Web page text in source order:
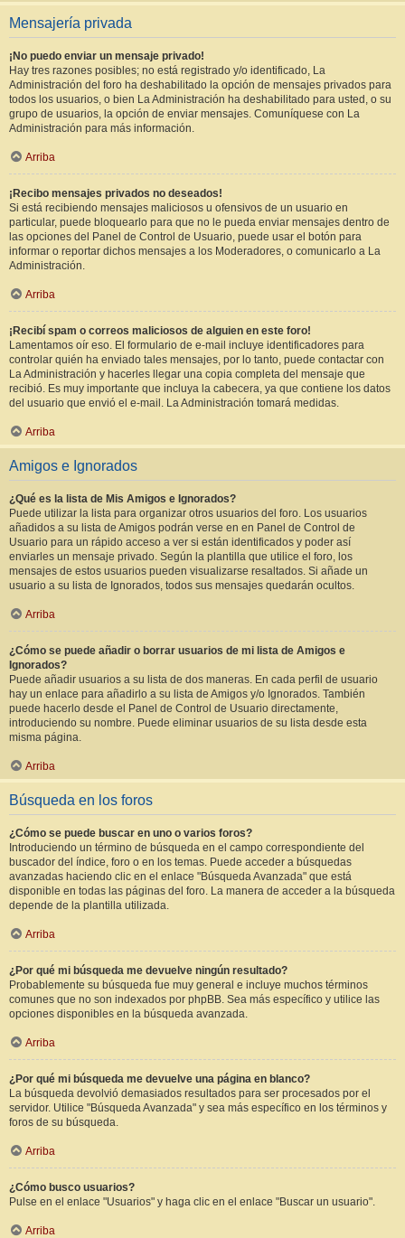
Mensajería privada
¡No puedo enviar un mensaje privado!
Hay tres razones posibles; no está registrado y/o identificado, La
Administración del foro ha deshabilitado la opción de mensajes privados para
todos los usuarios, o bien La Administración ha deshabilitado para usted, o su
grupo de usuarios, la opción de enviar mensajes. Comuníquese con La
Administración para más información.
Arriba
¡Recibo mensajes privados no deseados!
Si está recibiendo mensajes maliciosos u ofensivos de un usuario en
particular, puede bloquearlo para que no le pueda enviar mensajes dentro de
las opciones del Panel de Control de Usuario, puede usar el botón para
informar o reportar dichos mensajes a los Moderadores, o comunicarlo a La
Administración.
Arriba
¡Recibí spam o correos maliciosos de alguien en este foro!
Lamentamos oír eso. El formulario de e-mail incluye identificadores para
controlar quién ha enviado tales mensajes, por lo tanto, puede contactar con
La Administración y hacerles llegar una copia completa del mensaje que
recibió. Es muy importante que incluya la cabecera, ya que contiene los datos
del usuario que envió el e-mail. La Administración tomará medidas.
Arriba
Amigos e Ignorados
¿Qué es la lista de Mis Amigos e Ignorados?
Puede utilizar la lista para organizar otros usuarios del foro. Los usuarios
añadidos a su lista de Amigos podrán verse en en Panel de Control de
Usuario para un rápido acceso a ver si están identificados y poder así
enviarles un mensaje privado. Según la plantilla que utilice el foro, los
mensajes de estos usuarios pueden visualizarse resaltados. Si añade un
usuario a su lista de Ignorados, todos sus mensajes quedarán ocultos.
Arriba
¿Cómo se puede añadir o borrar usuarios de mi lista de Amigos e
Ignorados?
Puede añadir usuarios a su lista de dos maneras. En cada perfil de usuario
hay un enlace para añadirlo a su lista de Amigos y/o Ignorados. También
puede hacerlo desde el Panel de Control de Usuario directamente,
introduciendo su nombre. Puede eliminar usuarios de su lista desde esta
misma página.
Arriba
Búsqueda en los foros
¿Cómo se puede buscar en uno o varios foros?
Introduciendo un término de búsqueda en el campo correspondiente del
buscador del índice, foro o en los temas. Puede acceder a búsquedas
avanzadas haciendo clic en el enlace "Búsqueda Avanzada" que está
disponible en todas las páginas del foro. La manera de acceder a la búsqueda
depende de la plantilla utilizada.
Arriba
¿Por qué mi búsqueda me devuelve ningún resultado?
Probablemente su búsqueda fue muy general e incluye muchos términos
comunes que no son indexados por phpBB. Sea más específico y utilice las
opciones disponibles en la búsqueda avanzada.
Arriba
¿Por qué mi búsqueda me devuelve una página en blanco?
La búsqueda devolvió demasiados resultados para ser procesados por el
servidor. Utilice "Búsqueda Avanzada" y sea más específico en los términos y
foros de su búsqueda.
Arriba
¿Cómo busco usuarios?
Pulse en el enlace "Usuarios" y haga clic en el enlace "Buscar un usuario".
Arriba